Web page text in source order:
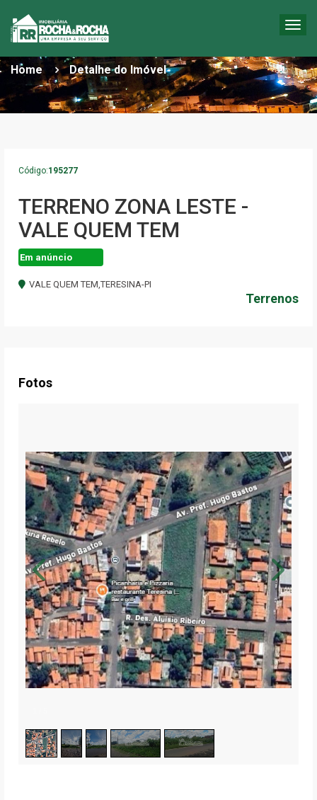
DETALHES DO IMÓVEL
Home Detalhe do Imóvel
Código:195277
TERRENO ZONA LESTE -
VALE QUEM TEM
Em anúncio
VALE QUEM TEM,TERESINA-PI
Terrenos
Fotos